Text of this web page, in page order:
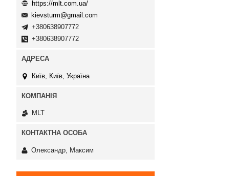
https://mlt.com.ua/
kievsturm@gmail.com
+380638907772
+380638907772
Київ, Київ, Україна
MLT
Олександр, Максим